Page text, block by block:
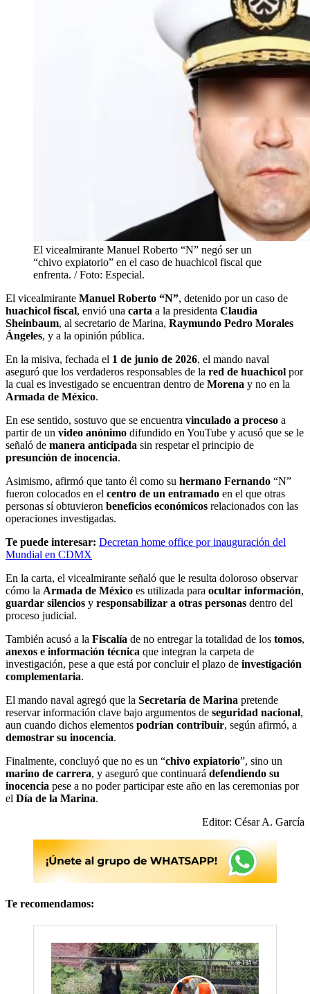
El vicealmirante Manuel Roberto “N” negó ser un
“chivo expiatorio” en el caso de huachicol fiscal que
enfrenta. / Foto: Especial.
El vicealmirante Manuel Roberto “N”, detenido por un caso de
huachicol fiscal, envió una carta a la presidenta Claudia
Sheinbaum, al secretario de Marina, Raymundo Pedro Morales
Ángeles, y a la opinión pública.
En la misiva, fechada el 1 de junio de 2026, el mando naval
aseguró que los verdaderos responsables de la red de huachicol por
la cual es investigado se encuentran dentro de Morena y no en la
Armada de México.
En ese sentido, sostuvo que se encuentra vinculado a proceso a
partir de un video anónimo difundido en YouTube y acusó que se le
señaló de manera anticipada sin respetar el principio de
presunción de inocencia.
Asimismo, afirmó que tanto él como su hermano Fernando “N”
fueron colocados en el centro de un entramado en el que otras
personas sí obtuvieron beneficios económicos relacionados con las
operaciones investigadas.
Te puede interesar: Decretan home office por inauguración del
Mundial en CDMX
En la carta, el vicealmirante señaló que le resulta doloroso observar
cómo la Armada de México es utilizada para ocultar información,
guardar silencios y responsabilizar a otras personas dentro del
proceso judicial.
También acusó a la Fiscalía de no entregar la totalidad de los tomos,
anexos e información técnica que integran la carpeta de
investigación, pese a que está por concluir el plazo de investigación
complementaria.
El mando naval agregó que la Secretaría de Marina pretende
reservar información clave bajo argumentos de seguridad nacional,
aun cuando dichos elementos podrían contribuir, según afirmó, a
demostrar su inocencia.
Finalmente, concluyó que no es un “chivo expiatorio”, sino un
marino de carrera, y aseguró que continuará defendiendo su
inocencia pese a no poder participar este año en las ceremonias por
el Día de la Marina.
Editor: César A. García
Te recomendamos: